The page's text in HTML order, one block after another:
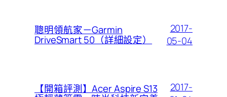
聰明領航家－Garmin
DriveSmart 50（詳細設定）
2017-
05-04
【開箱評測】Acer Aspire S13
2017-